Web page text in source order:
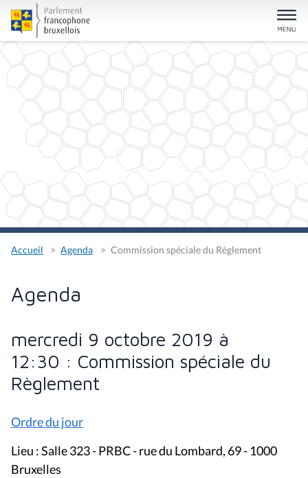
Accueil Agenda Commission spéciale du Règlement
Agenda
mercredi 9 octobre 2019 à
12:30 : Commission spéciale du
Règlement
Ordre du jour
Lieu : Salle 323 - PRBC - rue du Lombard, 69 - 1000
Bruxelles